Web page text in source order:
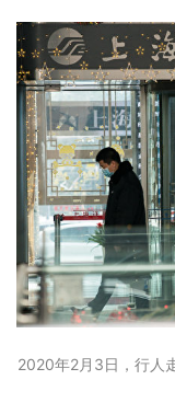
2020年2月3日，行人